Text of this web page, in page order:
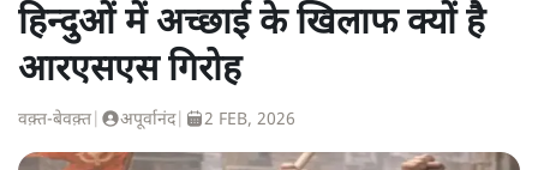
हिन्दुओं में अच्छाई के खिलाफ क्यों है
आरएसएस गिरोह
वक़्त-बेवक़्त अपूर्वानंद| 2 FEB, 2026